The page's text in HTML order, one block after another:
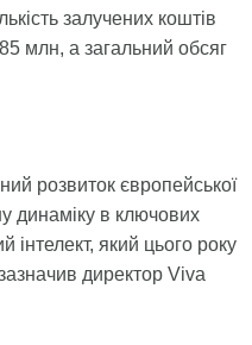
залучених коштів
млн, а загальний обсяг
розвиток європейської
динаміку в ключових
інтелект, який цього року
директор Viva